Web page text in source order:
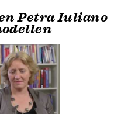
Petra Iuliano